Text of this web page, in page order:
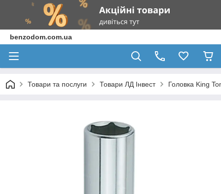
benzodom.com.ua
Товари та послуги Товари ЛД Інвест Головка King